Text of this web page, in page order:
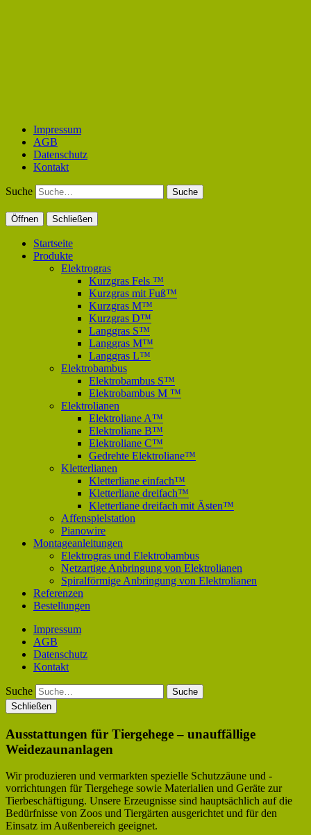
Impressum
AGB
Datenschutz
Kontakt
Suche
Öffnen Schließen
Startseite
Produkte
Elektrogras
Kurzgras Fels ™
Kurzgras mit Fuß™
Kurzgras M™
Kurzgras D™
Langgras S™
Langgras M™
Langgras L™
Elektrobambus
Elektrobambus S™
Elektrobambus M ™
Elektrolianen
Elektroliane A™
Elektroliane B™
Elektroliane C™
Gedrehte Elektroliane™
Kletterlianen
Kletterliane einfach™
Kletterliane dreifach™
Kletterliane dreifach mit Ästen™
Affenspielstation
Pianowire
Montageanleitungen
Elektrogras und Elektrobambus
Netzartige Anbringung von Elektrolianen
Spiralförmige Anbringung von Elektrolianen
Referenzen
Bestellungen
Impressum
AGB
Datenschutz
Kontakt
Suche
Schließen
Ausstattungen für Tiergehege – unauffällige
Weidezaunanlagen
Wir produzieren und vermarkten spezielle Schutzzäune und -
vorrichtungen für Tiergehege sowie Materialien und Geräte zur
Tierbeschäftigung. Unsere Erzeugnisse sind hauptsächlich auf die
Bedürfnisse von Zoos und Tiergärten ausgerichtet und für den
Einsatz im Außenbereich geeignet.